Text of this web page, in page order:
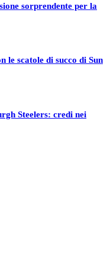
sorprendente per la
le scatole di succo di Sun
Steelers: credi nei